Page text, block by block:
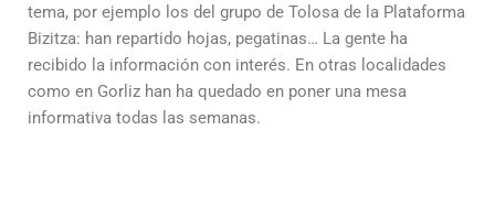
tema, por ejemplo los del grupo de Tolosa de la Plataforma
Bizitza: han repartido hojas, pegatinas… La gente ha
recibido la información con interés. En otras localidades
como en Gorliz han ha quedado en poner una mesa
informativa todas las semanas.